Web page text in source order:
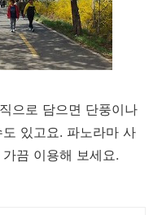
으로 담으면 단풍이나
있고요. 파노라마 사
끔 이용해 보세요.